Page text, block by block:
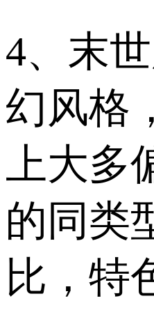
4、末
幻风格
上大多
的同类
比，特